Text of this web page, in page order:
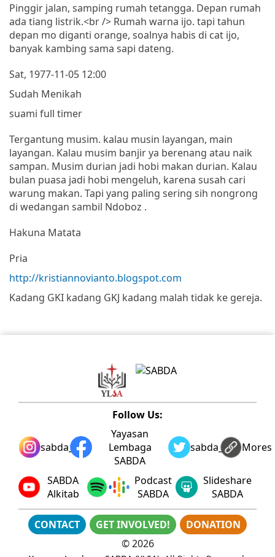
Pinggir jalan, samping rumah tetangga. Depan rumah
ada tiang listrik.<br /> Rumah warna ijo. tapi tahun
depan mo diganti orange, soalnya habis di cat ijo,
banyak kambing sama sapi dateng.
Sat, 1977-11-05 12:00
Sudah Menikah
suami full timer
Tergantung musim. kalau musin layangan, main
layangan. Kalau musim banjir ya berenang atau naik
sampan. Musim durian jadi hobi makan durian. Kalau
bulan puasa jadi hobi mengeluh, karena susah cari
warung makan. Tapi yang paling sering sih nongrong
di wedangan sambil Ndoboz .
Hakuna Matata
Pria
http://kristiannovianto.blogspot.com
Kadang GKI kadang GKJ kadang malah tidak ke gereja.
Follow Us:
sabda_ylsa
Yayasan
Lembaga
SABDA
sabda_ylsaMores
SABDA
Alkitab
Podcast
SABDA
Slideshare
SABDA
CONTACT GET INVOLVED!
DONATION
©2026